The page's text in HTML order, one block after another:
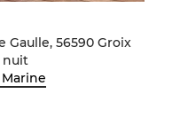
Gaulle, 56590 Groix
nuit